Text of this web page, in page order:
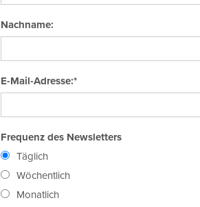
Nachname:
E-Mail-Adresse:*
Frequenz des Newsletters
Täglich
Wöchentlich
Monatlich